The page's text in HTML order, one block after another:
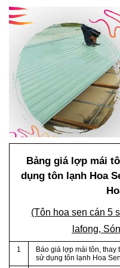
Bảng giá lợp mái
dụng tôn lạnh Hoa
(Tôn hoa sen cán 5
lafong,
1
Báo giá lợp mái tôn, thay
sử dụng tôn lạnh Hoa